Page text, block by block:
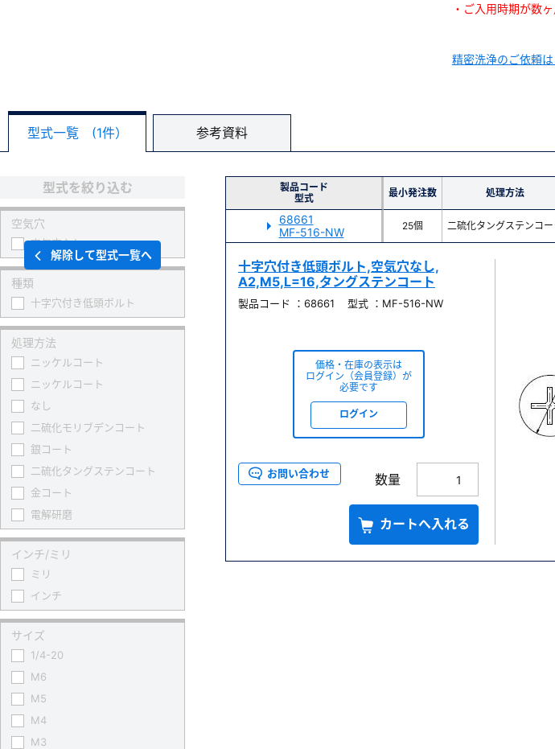
・ご入用時期が数
精密洗浄のご依頼
型式一覧 (1件） 参考資料
製品コード
型式
最小発注数 処理方法
68661
MF-516-NW
25個 二硫化タングステンコー
十字穴付き低頭ボルト,空気穴なし,
A2,M5,L=16,タングステンコート
製品コード ：68661 型式 ：MF-516-NW
価格・在庫の表示は
ログイン（会員登録）が
必要です
ログイン
お問い合わせ 数量
カートへ入れる
型式を絞り込む
空気穴
空気穴なし
種類
十字穴付き低頭ボルト
処理方法
ニッケルコート
ニッケルコート
なし
二硫化モリブデンコート
銀コート
二硫化タングステンコート
金コート
電解研磨
インチ/ミリ
ミリ
インチ
サイズ
1/4-20
M6
M5
M4
M3
解除して型式一覧へ